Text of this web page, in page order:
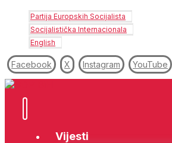
Partija Europskih Socijalista
Socijalistička Internacionala
English
Facebook X Instagram YouTube
Vijesti